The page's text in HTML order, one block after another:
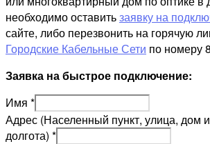
необходимо оставитьзаявку на
сайте, либо перезвонить на горячую
Городские Кабельные Сети по номеру
Заявка на быстрое подключение:
Имя *
Адрес (Населенный пункт, улица, дом
долгота) *